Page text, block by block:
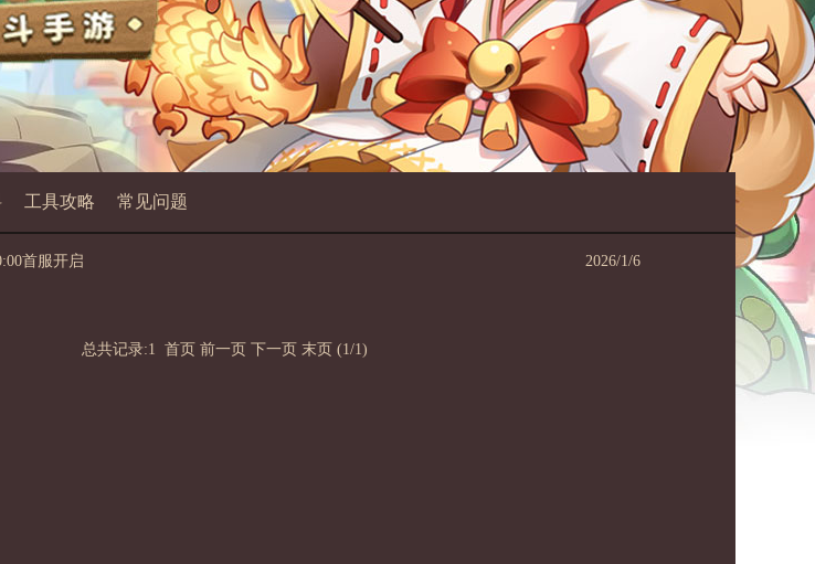
工具攻略 常见问题
首服开启 2026/1/6
总共记录:1 首页 前一页 下一页 末页 (1/1)